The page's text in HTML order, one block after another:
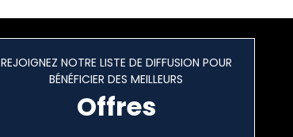
REJOIGNEZ NOTRE LISTE DE DIFFUSION POUR
BÉNÉFICIER DES MEILLEURS
Offres